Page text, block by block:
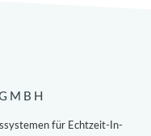
für Echtzeit-In-